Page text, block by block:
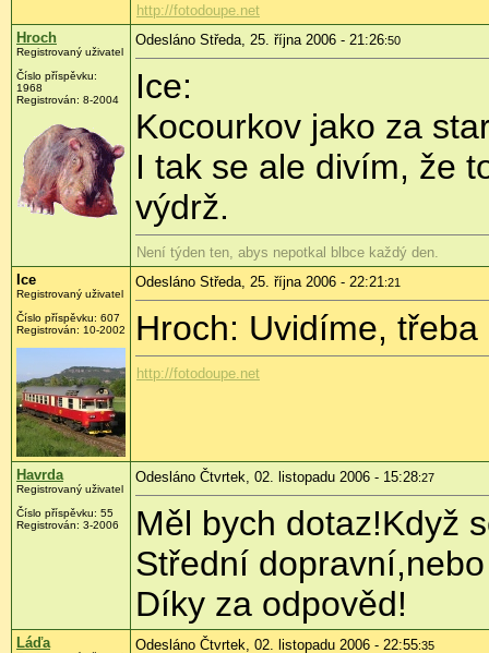
http://fotodoupe.net
Hroch
Registrovaný uživatel
Číslo příspěvku:
1968
Registrován: 8-2004
Odesláno Středa, 25. října 2006 - 21:26:50
Ice:
Kocourkov jako za
I tak se ale divím, že
výdrž.
Není týden ten, abys nepotkal blbce každý den.
Ice
Registrovaný uživatel
Číslo příspěvku: 607
Registrován: 10-2002
Odesláno Středa, 25. října 2006 - 22:21 :21
Hroch: Uvidíme,
http://fotodoupe.net
Havrda
Registrovaný uživatel
Číslo příspěvku: 55
Registrován: 3-2006
Odesláno Čtvrtek, 02. listopadu 2006 - 15:28:27
Měl bych dotaz!Když
Střední
Díky za odpověd!
Láďa Odesláno Čtvrtek, 02. listopadu 2006 - 22:55:35